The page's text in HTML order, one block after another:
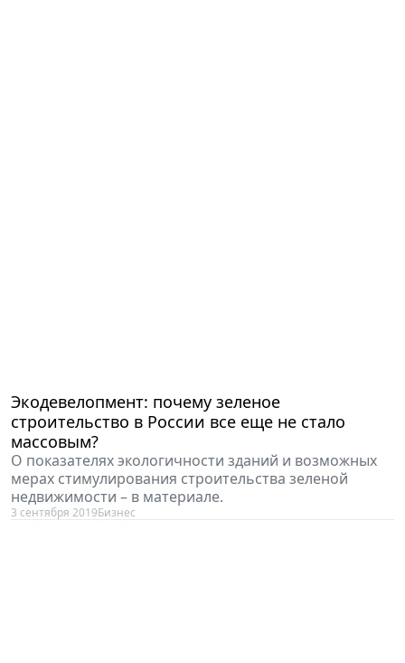
Экодевелопмент: почему зеленое
строительство в России все еще не стало
массовым?
О показателях экологичности зданий и возможных
мерах стимулирования строительства зеленой
недвижимости – в материале.
3 сентября 2019Бизнес